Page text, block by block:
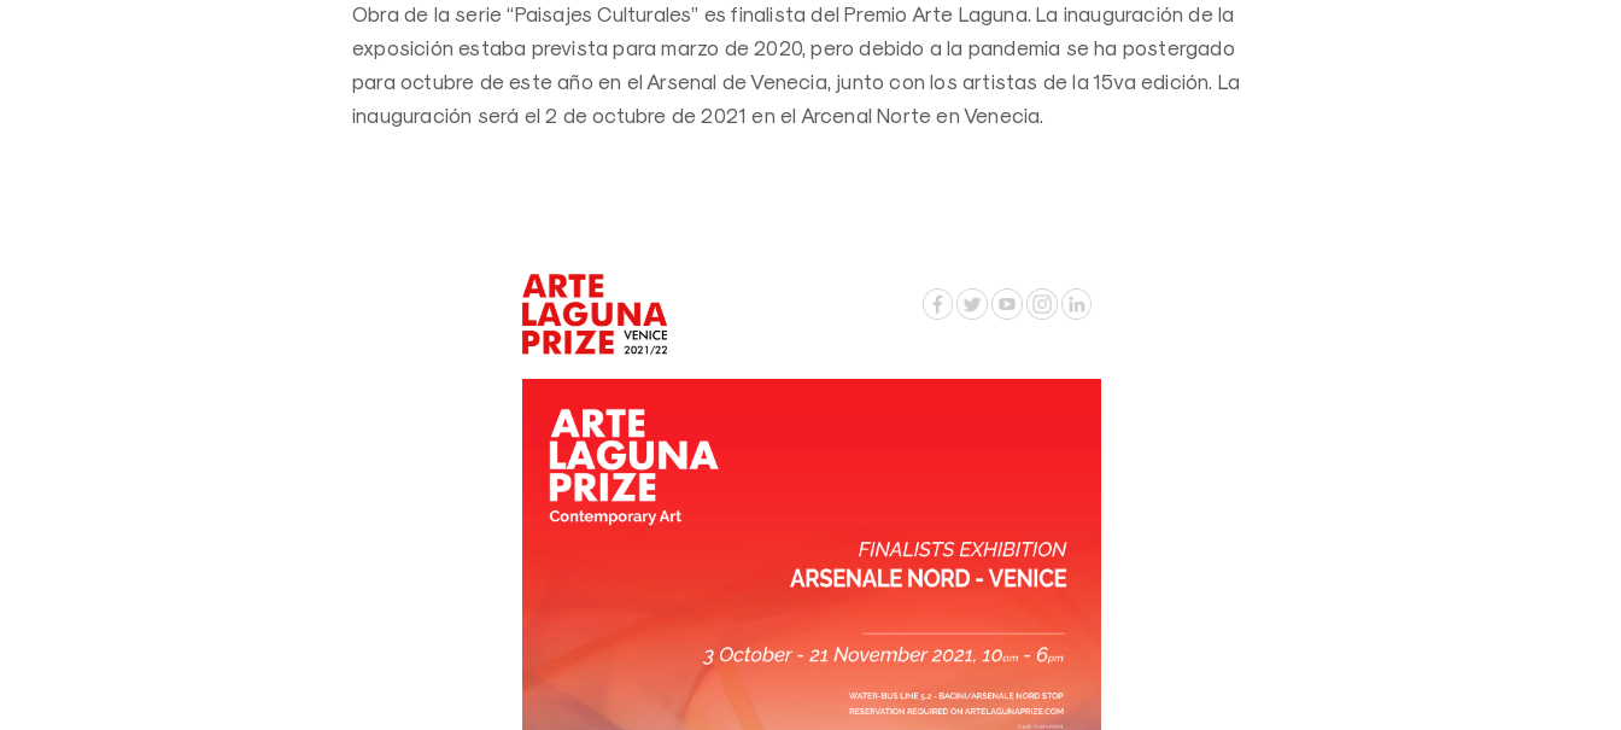
Obra de la serie “Paisajes Culturales” es finalista del Premio Arte Laguna. La inauguración de la
exposición estaba prevista para marzo de 2020, pero debido a la pandemia se ha postergado
para octubre de este año en el Arsenal de Venecia, junto con los artistas de la 15va edición. La
inauguración será el 2 de octubre de 2021 en el Arcenal Norte en Venecia.